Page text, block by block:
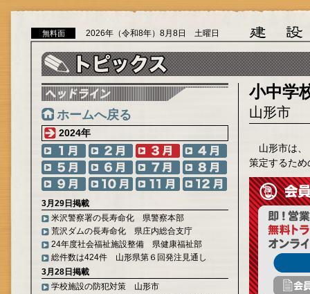
無料面 2026年（令和8年）8月8日 土曜日
ホームへ戻る
2024年
3月29日掲載
米沢警察署の長寿命化 県警察本部
荒沢ダムの長寿命化 県庄内総合支庁
24年度社会福祉施設整備 県健康福祉部
総件数は424件 山形県第６回発注見通し
3月28日掲載
学校施設の防犯対策 山形市
小中学
山形市
山形市は、
策定するた